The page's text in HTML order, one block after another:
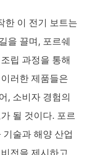
한 이 전기 보트는
을 끌며, 포르쉐
립 과정을 통해
러한 제품들은
, 소비자 경험의
될 것이다. 포르
술과 해양 산업
전을 제시하고